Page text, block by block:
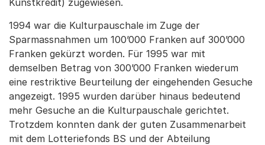
Kunstkredit) zugewiesen.
1994 war die Kulturpauschale im Zuge der
Sparmassnahmen um 100’000 Franken auf 300’000
Franken gekürzt worden. Für 1995 war mit
demselben Betrag von 300’000 Franken wiederum
eine restriktive Beurteilung der eingehenden Gesuche
angezeigt. 1995 wurden darüber hinaus bedeutend
mehr Gesuche an die Kulturpauschale gerichtet.
Trotzdem konnten dank der guten Zusammenarbeit
mit dem Lotteriefonds BS und der Abteilung